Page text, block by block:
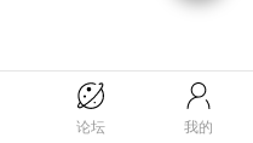
论坛 我的